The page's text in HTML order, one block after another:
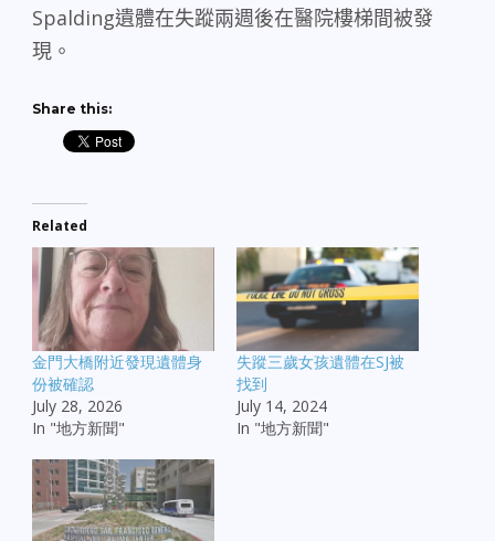
Spalding遺體在失蹤兩週後在醫院樓梯間被發
現。
Share this:
Related
金門大橋附近發現遺體身
份被確認
July 28, 2026
In "地方新聞"
失蹤三歲女孩遺體在SJ被
找到
July 14, 2024
In "地方新聞"